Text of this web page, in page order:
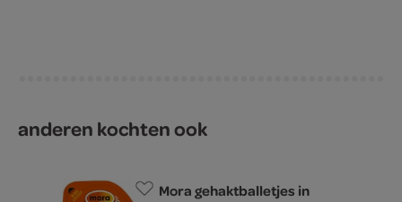
anderen kochten ook
Mora gehaktballetjes in